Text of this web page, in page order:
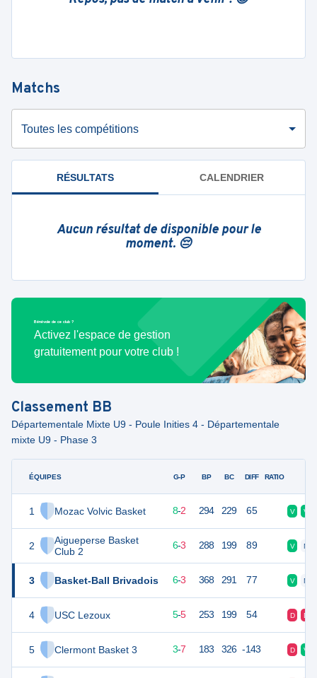
Matchs
Toutes les compétitions
RÉSULTATS CALENDRIER
Aucun résultat de disponible pour le
moment. 😔
Bénévole de ce club ?
Activez l'espace de gestion
gratuitement pour votre club !
Classement BB
Départementale Mixte U9 - Poule Inities 4 - Départementale
mixte U9 - Phase 3
ÉQUIPES
1 Mozac Volvic Basket
2
Aigueperse Basket
Club 2
3 Basket-Ball Brivadois
4 USC Lezoux
5 Clermont Basket 3
G-P BP BC DIFF RATIO
16 8-2 294 229 65 V V
12 6-3 288 199 89 V N
12 10 6-3 368 291 77 V N
5-5 253 199 54 D D
6 3-7 183 326 -143 D V